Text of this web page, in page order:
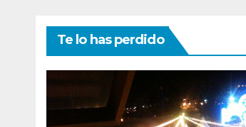
Te lo has perdido